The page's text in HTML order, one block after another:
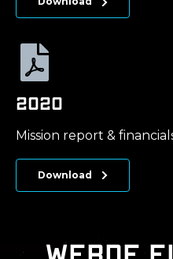
2020
Mission report &
Download